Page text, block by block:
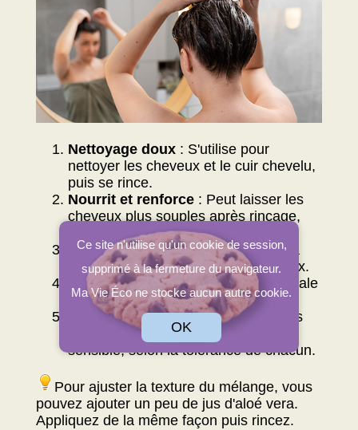
Nettoyage doux: S'utilise pour
nettoyer les cheveux et le cuir chevelu,
puis se rince.
Nourrit et renforce: Peut laisser les
cheveux plus souples après rinçage,
selon les cheveux.
Volume et texture: Peut modifier la
texture au toucher, selon les cheveux.
écologique
: Produit d'origine minérale
(argile).
Apaisant : Peut convenir à certaines
personnes ayant le cuir chevelu
sensible, selon la tolérance de chacun.
Pour ajuster la texture du mélange, vous
pouvez ajouter un peu de jus d'aloé vera.
Appliquez de la même façon puis rincez.
Ce site n'utilise qu'un cookie de session,
supprimé à la fermeture du navigateur.
Ma Vie Éco ne stocke aucun autre cookie.
OK